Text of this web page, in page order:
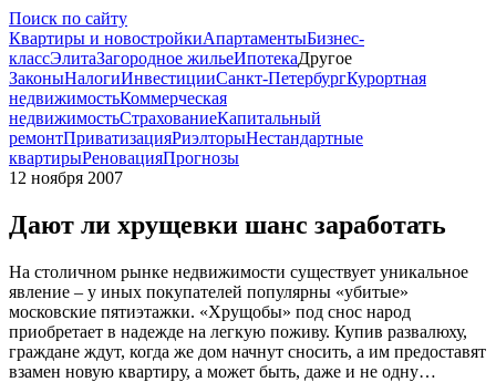
Поиск по сайту
Квартиры и новостройкиАпартаментыБизнес-
классЭлитаЗагородное жильеИпотекаДругое
ЗаконыНалогиИнвестицииСанкт-ПетербургКурортная
недвижимостьКоммерческая
недвижимостьСтрахованиеКапитальный
ремонтПриватизацияРиэлторыНестандартные
квартирыРеновацияПрогнозы
12 ноября 2007
Дают ли хрущевки шанс заработать
На столичном рынке недвижимости существует уникальное
явление – у иных покупателей популярны «убитые»
московские пятиэтажки. «Хрущобы» под снос народ
приобретает в надежде на легкую поживу. Купив развалюху,
граждане ждут, когда же дом начнут сносить, а им предоставят
взамен новую квартиру, а может быть, даже и не одну…